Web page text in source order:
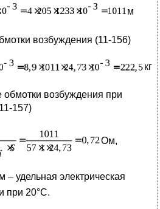
м
возбуждения (11-156)
кг
возбуждения при
157)
Ом,
– удельная электрическая
при 20°С.